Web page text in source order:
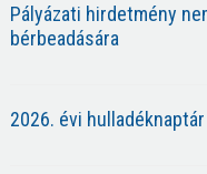
Pályázati hirdetmény
bérbeadására
2026. évi hulladéknaptár